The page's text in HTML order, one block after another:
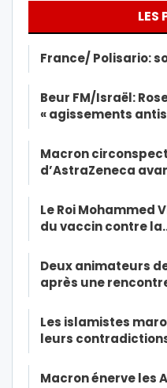
LES
France/ Polisario:
Beur FM/Israël:
« agissements
Macron
d’AstraZeneca
Le Roi Mohammed
du vaccin contre
Deux animateurs
après une
Les islamistes
leurs
Macron énerve les